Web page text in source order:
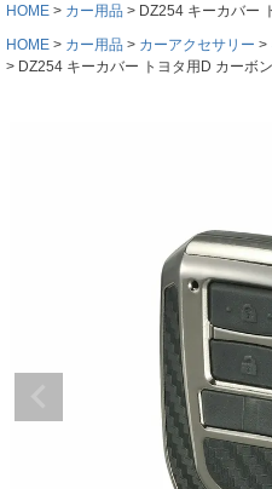
HOME カー用品
DZ254 キーカバー
HOME
カー用品 カーアクセサリー
DZ254 キーカバー トヨタ用D カーボ